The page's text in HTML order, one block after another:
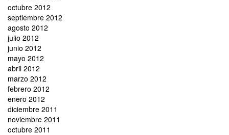
octubre 2012
septiembre 2012
agosto 2012
julio 2012
junio 2012
mayo 2012
abril 2012
marzo 2012
febrero 2012
enero 2012
diciembre 2011
noviembre 2011
octubre 2011